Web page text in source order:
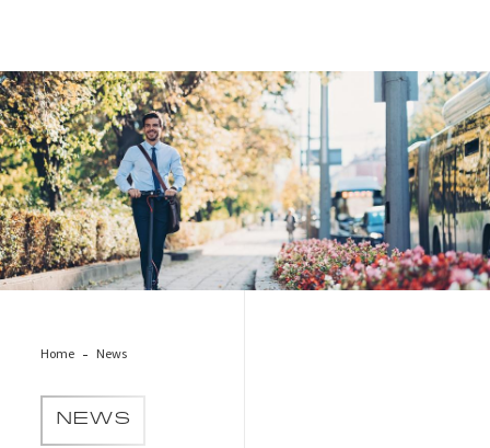
mobilita-sostenibile-uomo
Home News
NEWS